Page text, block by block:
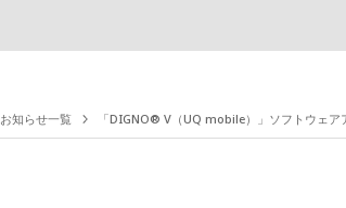
お知らせ一覧 「DIGNO® V（UQ mobile）」ソフトウェア